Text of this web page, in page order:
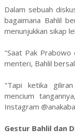
Dalam sebuah
bagaimana Bahlil
menunjukkan sikap
"Saat Pak Prabowo
menteri, Bahlil
"Tapi ketika
mencium
Instagram
Gestur Bahlil dan